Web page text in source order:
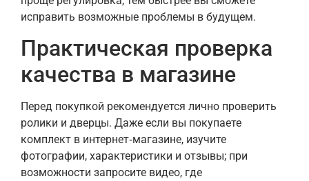
исправить возможные проблемы в будущем.
Практическая проверка
качества в магазине
Перед покупкой рекомендуется лично проверить
ролики и дверцы. Даже если вы покупаете
комплект в интернет‑магазине, изучите
фотографии, характеристики и отзывы; при
возможности запросите видео, где